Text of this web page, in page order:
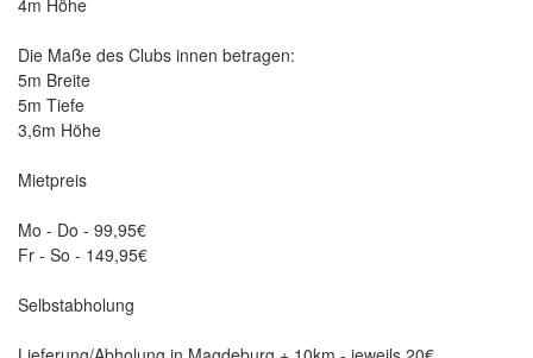
4m Höhe
Die Maße des Clubs innen betragen:
5m Breite
5m Tiefe
3,6m Höhe
Mietpreis
Mo - Do - 99,95€
Fr - So - 149,95€
Selbstabholung